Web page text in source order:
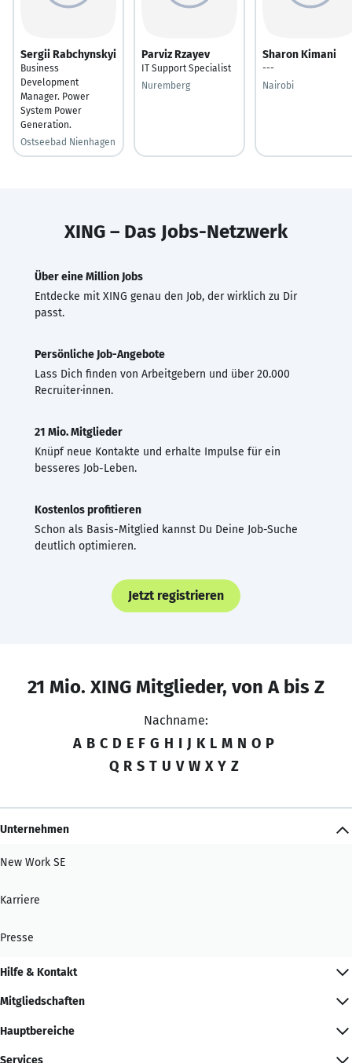
Sergii Rabchynskyi
Business
Development
Manager. Power
System Power
Generation.
Ostseebad Nienhagen
Parviz Rzayev
IT Support Specialist
Nuremberg
Sharon Kimani
---
Nairobi
XING – Das Jobs-Netzwerk
Über eine Million Jobs
Entdecke mit XING genau den Job, der wirklich zu Dir
passt.
Persönliche Job-Angebote
Lass Dich finden von Arbeitgebern und über 20.000
Recruiter·innen.
21 Mio. Mitglieder
Knüpf neue Kontakte und erhalte Impulse für ein
besseres Job-Leben.
Kostenlos profitieren
Schon als Basis-Mitglied kannst Du Deine Job-Suche
deutlich optimieren.
Jetzt registrieren
21 Mio. XING Mitglieder, von A bis Z
Nachname:
A B C D E F G H I J K L M N O P
Q R S T U V W X Y Z
Unternehmen
New Work SE
Karriere
Presse
Hilfe & Kontakt
Mitgliedschaften
Hauptbereiche
Services